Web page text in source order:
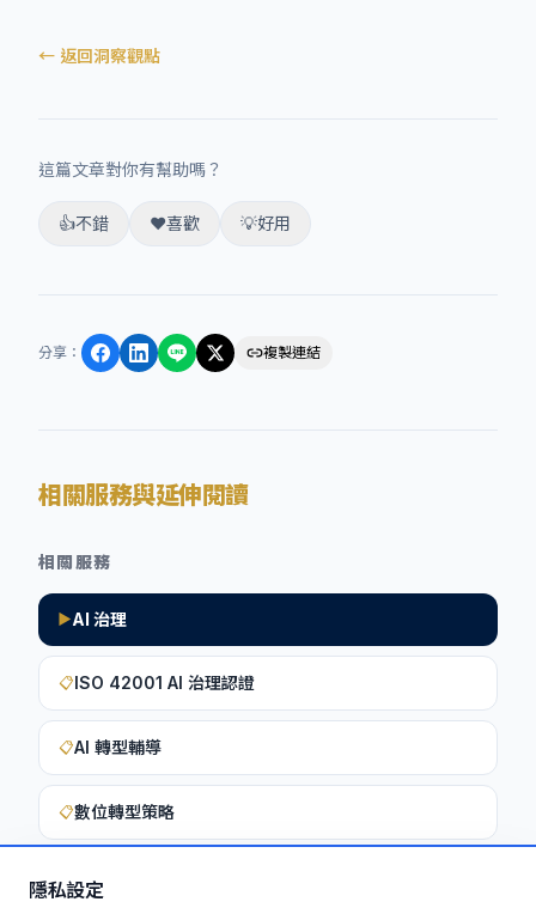
隱私設定
← 返回洞察觀點
這篇文章對你有幫助嗎？
👍不錯 ❤️喜歡 💡好用
分享 ： 複製連結
相關服務與延伸閱讀
相關服務
▶AI 治理
📋ISO 42001 AI 治理認證
📋AI 轉型輔導
📋數位轉型策略